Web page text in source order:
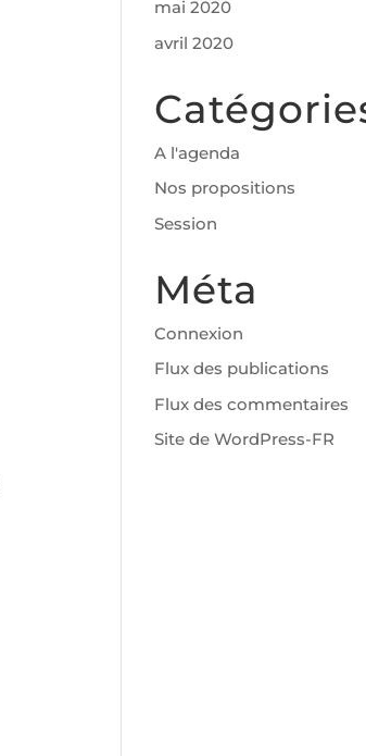
mai 2020
avril 2020
A l'agenda
Nos propositions
Session
Méta
Connexion
Flux des publications
Flux des commentaires
Site de WordPress-FR